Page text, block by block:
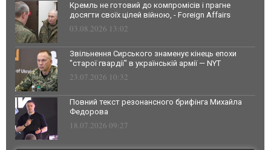
Кремль не готовий до компромісів і прагне
досягти своїх цілей війною, - Foreign Affairs
03.08.2026 13:02
Звільнення Сирського знаменує кінець епохи
"старої гвардії" в українській армії — NYT
23.07.2026 10:32
Повний текст резонансного брифінга Михайла
Федорова
18.07.2026 09:27